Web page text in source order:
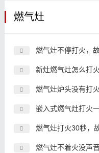
燃气灶
燃气灶不停打火，
新灶燃气灶怎么打
燃气灶炉头没有打
嵌入式燃气灶打火
燃气灶打火30秒，
燃气灶不着火没声